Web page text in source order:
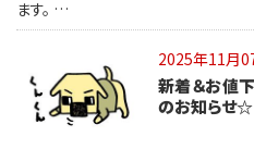
ます。 …
2025年11月
新着＆お値下
のお知らせ☆